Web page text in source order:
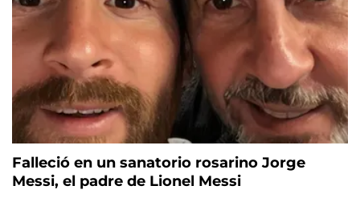
Falleció en un sanatorio rosarino Jorge
Messi, el padre de Lionel Messi